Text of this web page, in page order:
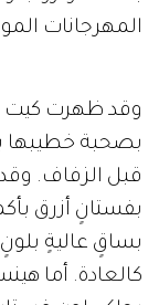
المهرجانات
وقد ظهرت كيت
بصحبة خطيبها
قبل الزفاف.
بفستانٍ أزرق
بساقٍ عاليةٍ
كالعادة. أما